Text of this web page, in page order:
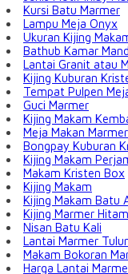
Kursi Batu Marmer
Lampu Meja Onyx
Ukuran Kijing
Bathub Kamar
Lantai Granit atau
Kijing Kuburan
Tempat Pulpen
Guci Marmer
Kijing Makam
Meja Makan
Bongpay Kuburan
Kijing Makam
Makam Kristen Box
Kijing Makam
Kijing Makam Batu
Kijing Marmer Hitam
Nisan Batu Kali
Lantai Marmer
Makam Bokoran
Harga Lantai